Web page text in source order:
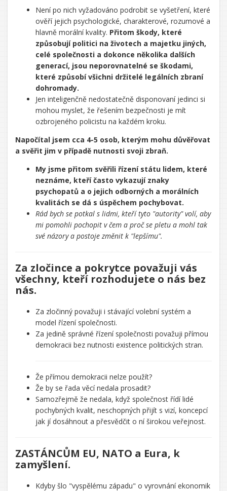
Není po nich vyžadováno podrobit se vyšetření, které
ověří jejich psychologické, charakterové, rozumové a
hlavně morální kvality. Přitom škody, které
způsobují politici na životech a majetku jiných,
celé společnosti a dokonce několika dalších
generací, jsou neporovnatelné se škodami,
které způsobí všichni držitelé legálních zbraní
dohromady.
Jen inteligenčně nedostatečně disponovaní jedinci si
mohou myslet, že řešením bezpečnosti je mít
ozbrojeného policistu na každém kroku.
Napočítal jsem cca 4-5 osob, kterým mohu důvěřovat
a svěřit jim v případě nutnosti svoji zbraň.
My jsme přitom svěřili řízení státu lidem, které
neznáme, kteří často vykazují znaky
psychopatů a o jejich odborných a morálních
kvalitách se dá s úspěchem pochybovat.
Rád bych se potkal s lidmi, kteří tyto "autority" volí, aby
mi pomohli pochopit v čem a proč se pletu a mohl tak
své názory a postoje změnit k "lepšímu".
Za zločince a pokrytce považuji vás
všechny, kteří rozhodujete o nás bez
nás.
Za zločinný považuji i stávající volební systém a
model řízení společnosti.
Za jedině správné řízení společnosti považuji přímou
demokracii bez nutnosti existence politických stran.
Že přímou demokracii nelze použít?
Že by se řada věcí nedala prosadit?
Samozřejmě že nedala, když společnost řídí lidé
pochybných kvalit, neschopných přijít s vizí, koncepcí
jak jí dosáhnout a přesvědčit o ní širokou veřejnost.
ZASTÁNCŮM EU, NATO a Eura, k
zamyšlení.
Kdyby šlo "vyspělému západu" o vyrovnání ekonomik